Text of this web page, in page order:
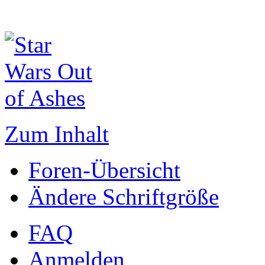
Zum Inhalt
Foren-Übersicht
Ändere Schriftgröße
FAQ
Anmelden